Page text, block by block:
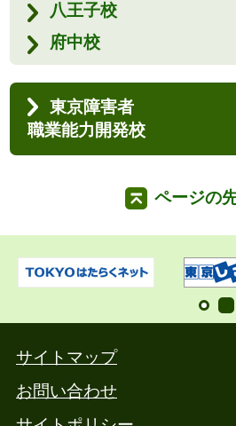
八王子校
府中校
東京障害者
職業能力開発校
ページの
サイトマップ
お問い合わせ